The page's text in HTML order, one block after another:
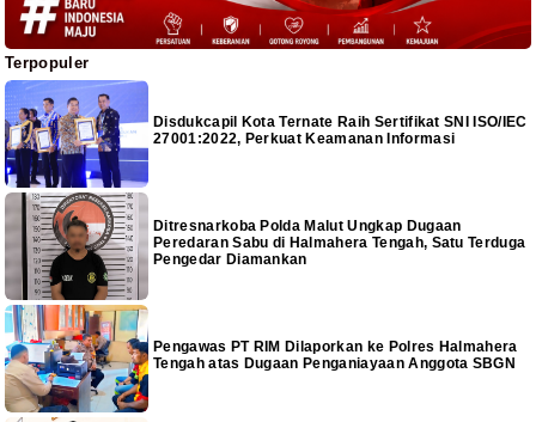
Terpopuler
Disdukcapil Kota Ternate Raih Sertifikat SNI ISO/IEC
27001:2022, Perkuat Keamanan Informasi
Ditresnarkoba Polda Malut Ungkap Dugaan
Peredaran Sabu di Halmahera Tengah, Satu Terduga
Pengedar Diamankan
Pengawas PT RIM Dilaporkan ke Polres Halmahera
Tengah atas Dugaan Penganiayaan Anggota SBGN